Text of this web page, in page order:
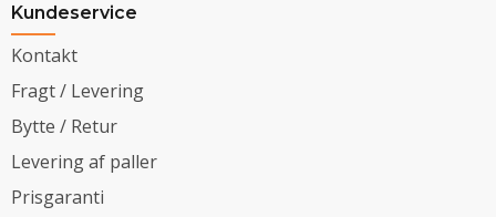
Kundeservice
Kontakt
Fragt / Levering
Bytte / Retur
Levering af paller
Prisgaranti